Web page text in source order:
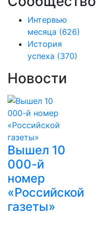
Интервью
месяца (626)
История
успеха (370)
Новости
Вышел 10
000-й
номер
«Российской
газеты»